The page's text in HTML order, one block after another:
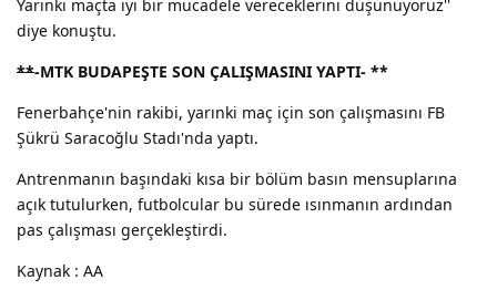
Yarınki maçta iyi bir mücadele vereceklerini düşünüyoruz''
diye konuştu.
**-MTK BUDAPEŞTE SON ÇALIŞMASINI YAPTI- **
Fenerbahçe'nin rakibi, yarınki maç için son çalışmasını FB
Şükrü Saracoğlu Stadı'nda yaptı.
Antrenmanın başındaki kısa bir bölüm basın mensuplarına
açık tutulurken, futbolcular bu sürede ısınmanın ardından
pas çalışması gerçekleştirdi.
Kaynak : AA